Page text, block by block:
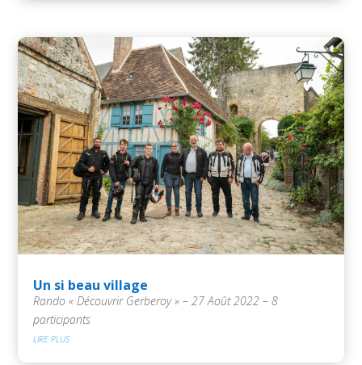
Un si beau village
Rando « Découvrir Gerberoy » – 27 Août 2022 – 8
participants
lire plus